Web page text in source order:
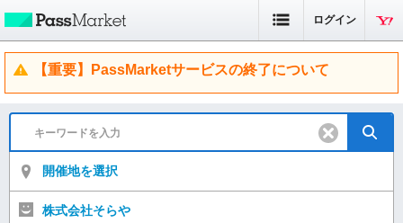
ログイン
【重要】PassMarketサービスの終了について
開催地を選択
株式会社そらや